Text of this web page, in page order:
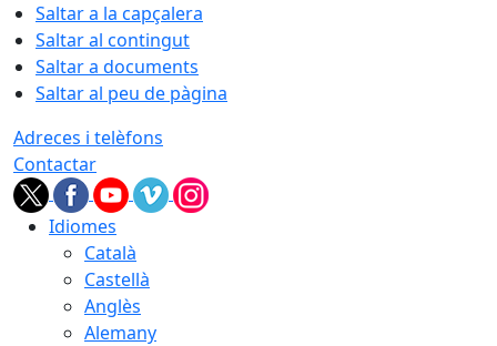
Saltar a la capçalera
Saltar al contingut
Saltar a documents
Saltar al peu de pàgina
Adreces i telèfons
Contactar
Idiomes
Català
Castellà
Anglès
Alemany